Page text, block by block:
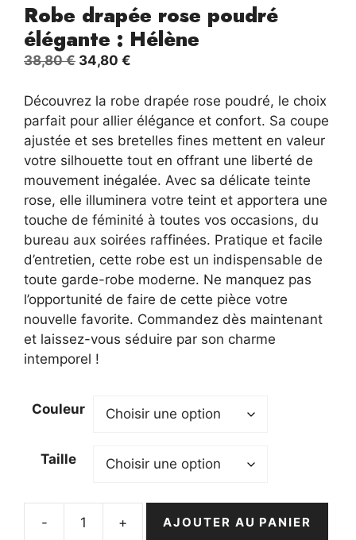
Robe drapée rose poudré
élégante : Hélène
38,80€ Le
initial
était :
38,80 €.
34,80 €
actuel
est :
34,80 €.
Découvrez la robe drapée rose poudré, le choix
parfait pour allier élégance et confort. Sa coupe
ajustée et ses bretelles fines mettent en valeur
votre silhouette tout en offrant une liberté de
mouvement inégalée. Avec sa délicate teinte
rose, elle illuminera votre teint et apportera une
touche de féminité à toutes vos occasions, du
bureau aux soirées raffinées. Pratique et facile
d’entretien, cette robe est un indispensable de
toute garde-robe moderne. Ne manquez pas
l’opportunité de faire de cette pièce votre
nouvelle favorite. Commandez dès maintenant
et laissez-vous séduire par son charme
intemporel !
Couleur
Taille
-
quantité
+ AJOUTER AU PANIER